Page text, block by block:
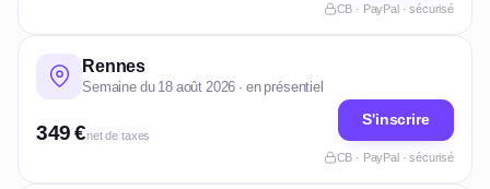
CB · PayPal · sécurisé
Rennes
Semaine du 18 août 2026 · en présentiel
349 €net de taxes
S'inscrire
CB · PayPal · sécurisé